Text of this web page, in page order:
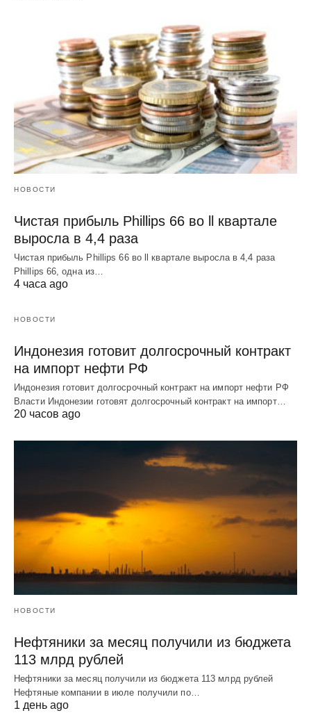
НОВОСТИ
Чистая прибыль Phillips 66 во ll квартале
выросла в 4,4 раза
Чистая прибыль Phillips 66 во ll квартале выросла в 4,4 раза
Phillips 66, одна из…
4 часа ago
НОВОСТИ
Индонезия готовит долгосрочный контракт
на импорт нефти РФ
Индонезия готовит долгосрочный контракт на импорт нефти РФ
Власти Индонезии готовят долгосрочный контракт на импорт…
20 часов ago
НОВОСТИ
Нефтяники за месяц получили из бюджета
113 млрд рублей
Нефтяники за месяц получили из бюджета 113 млрд рублей
Нефтяные компании в июле получили по…
1 день ago